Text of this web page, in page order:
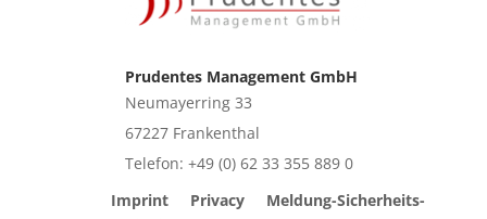
Prudentes Management GmbH
Neu­may­er­ring 33
67227 Fran­ken­thal
Tele­fon: +49 (0) 62 33 355 889 0
Imprint
Pri­va­cy
Mel­dung-Sicher­heits­